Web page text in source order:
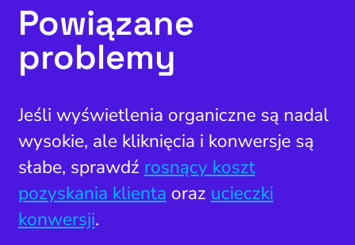
Powiązane
problemy
Jeśli wyświetlenia organiczne są nadal
wysokie, ale kliknięcia i konwersje są
słabe, sprawdź rosnący koszt
pozyskania klienta oraz ucieczki
konwersji.